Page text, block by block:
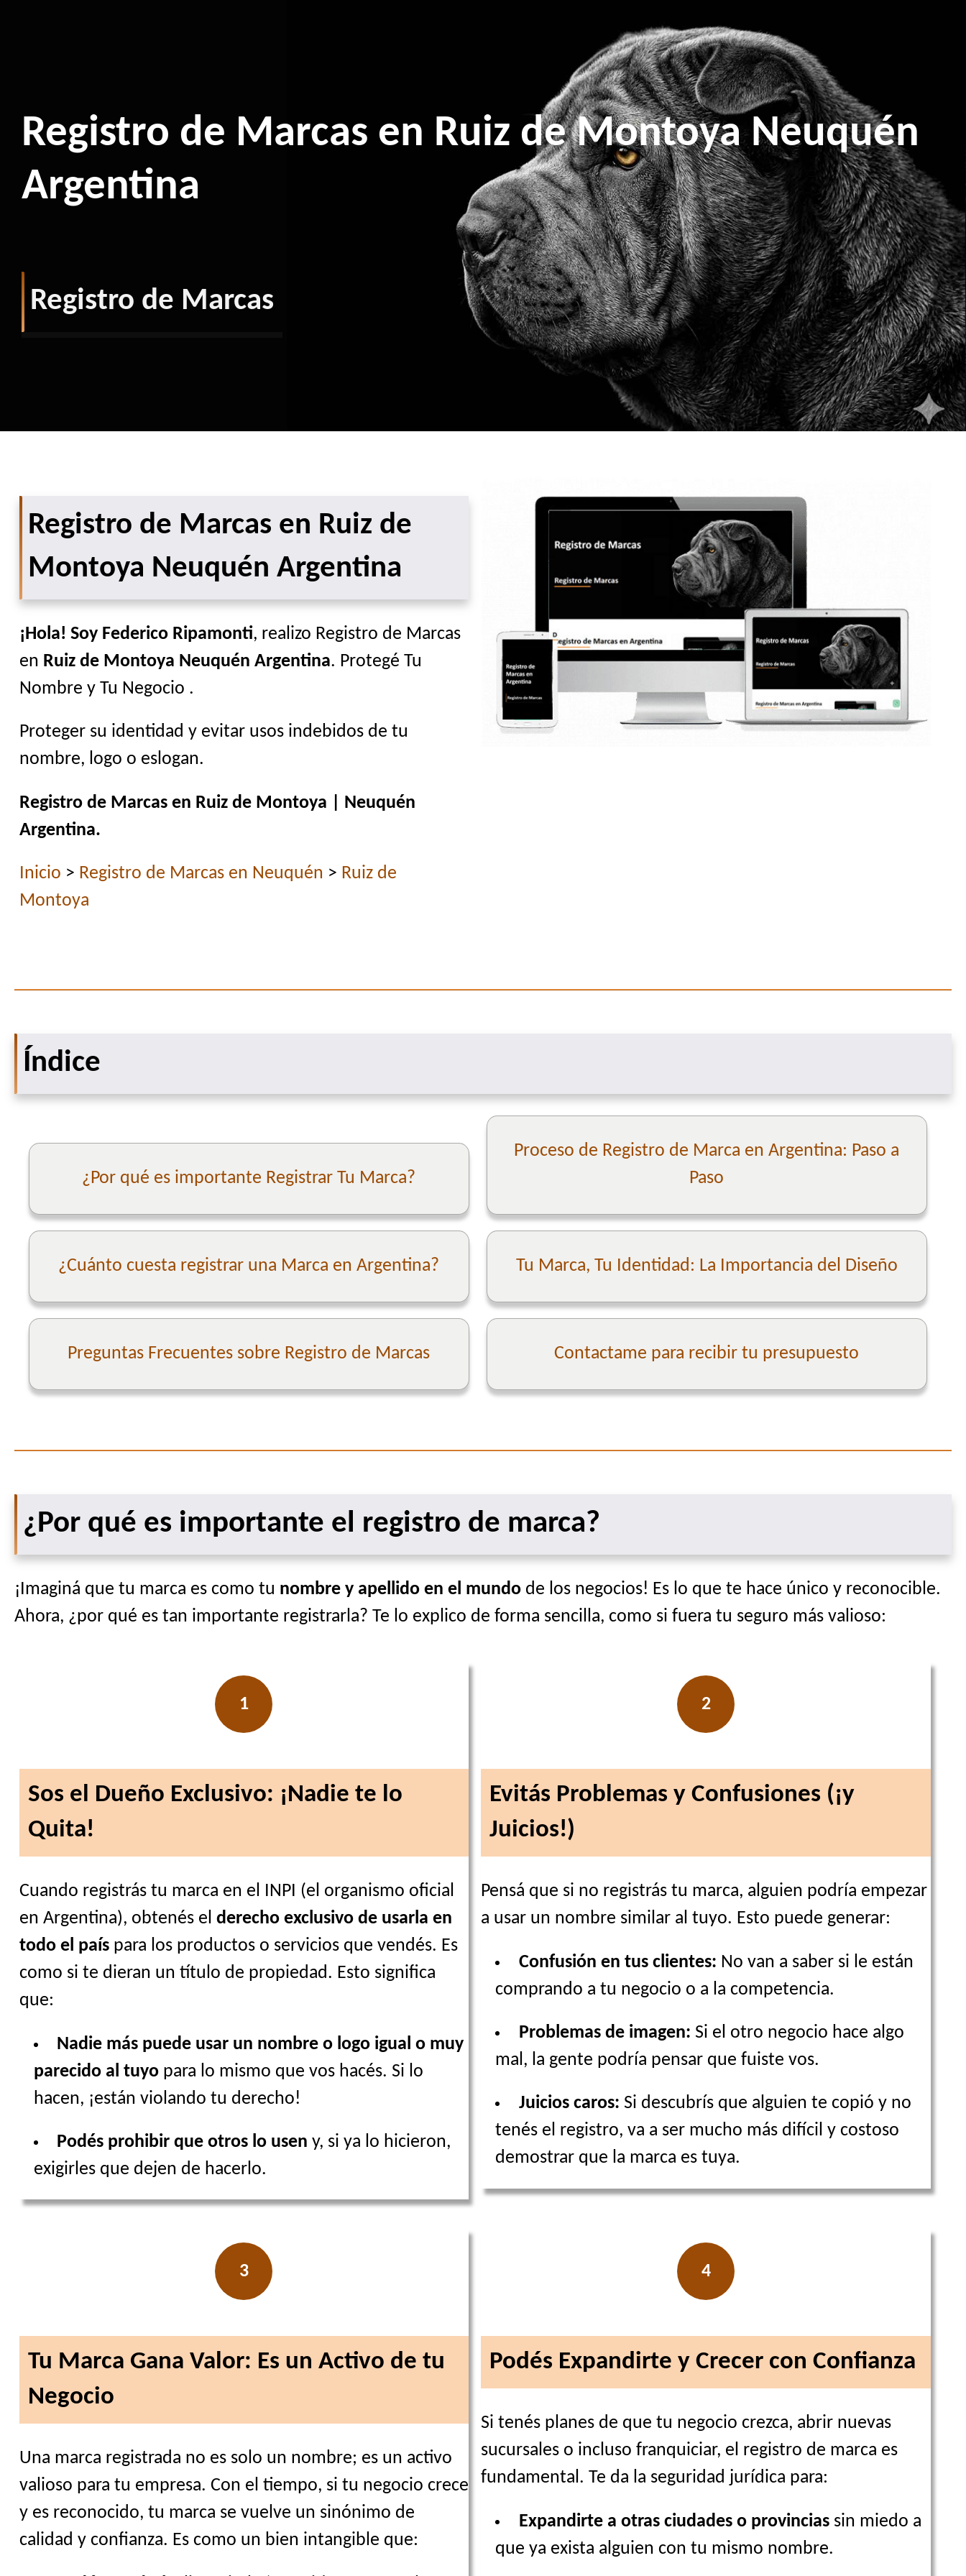
Registro de Marcas en Ruiz de Montoya Neuquén
Argentina
Registro de Marcas
Registro de Marcas en Ruiz de
Montoya Neuquén Argentina
¡Hola! Soy Federico Ripamonti, realizo Registro de Marcas
en Ruiz de Montoya Neuquén Argentina. Protegé Tu
Nombre y Tu Negocio .
Proteger su identidad y evitar usos indebidos de tu
nombre, logo o eslogan.
Registro de Marcas en Ruiz de Montoya | Neuquén
Argentina.
Inicio > Registro de Marcas en Neuquén > Ruiz de
Montoya
Índice
¿Por qué es importante Registrar Tu Marca?
Proceso de Registro de Marca en Argentina: Paso a
Paso
¿Cuánto cuesta registrar una Marca en Argentina? Tu Marca, Tu Identidad: La Importancia del Diseño
Preguntas Frecuentes sobre Registro de Marcas Contactame para recibir tu presupuesto
¿Por qué es importante el registro de marca?
¡Imaginá que tu marca es como tu nombre y apellido en el mundo de los negocios! Es lo que te hace único y reconocible.
Ahora, ¿por qué es tan importante registrarla? Te lo explico de forma sencilla, como si fuera tu seguro más valioso:
1
Sos el Dueño Exclusivo: ¡Nadie te lo
Quita!
Cuando registrás tu marca en el INPI (el organismo oficial
en Argentina), obtenés el derecho exclusivo de usarla en
todo el paíspara los productos o servicios que vendés. Es
como si te dieran un título de propiedad. Esto significa
que:
Nadie más puede usar un nombre o logo igual o muy
parecido al tuyopara lo mismo que vos hacés. Si lo
hacen, ¡están violando tu derecho!
Podés prohibir que otros lo usen y, si ya lo hicieron,
exigirles que dejen de hacerlo.
2
Evitás Problemas y Confusiones (¡y
Juicios!)
Pensá que si no registrás tu marca, alguien podría empezar
a usar un nombre similar al tuyo. Esto puede generar:
Confusión en tus clientes: No van a saber si le están
comprando a tu negocio o a la competencia.
Problemas de imagen: Si el otro negocio hace algo
mal, la gente podría pensar que fuiste vos.
Juicios caros: Si descubrís que alguien te copió y no
tenés el registro, va a ser mucho más difícil y costoso
demostrar que la marca es tuya.
3
Tu Marca Gana Valor: Es un Activo de tu
Negocio
Una marca registrada no es solo un nombre; es un activo
valioso para tu empresa. Con el tiempo, si tu negocio crece
y es reconocido, tu marca se vuelve un sinónimo de
calidad y confianza. Es como un bien intangible que:
4
Podés Expandirte y Crecer con Confianza
Si tenés planes de que tu negocio crezca, abrir nuevas
sucursales o incluso franquiciar, el registro de marca es
fundamental. Te da la seguridad jurídica para:
Expandirte a otras ciudades o provincias sin miedo a
que ya exista alguien con tu mismo nombre.